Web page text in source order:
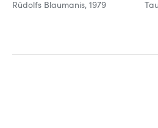
Rūdolfs Blaumanis, 1979